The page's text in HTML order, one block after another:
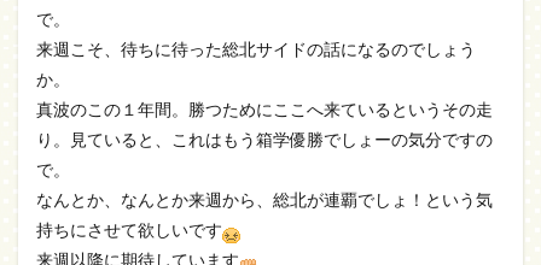
で。
来週こそ、待ちに待った総北サイドの話になるのでしょう
か。
真波のこの１年間。勝つためにここへ来ているというその走
り。見ていると、これはもう箱学優勝でしょーの気分ですの
で。
なんとか、なんとか来週から、総北が連覇でしょ！という気
持ちにさせて欲しいです
来週以降に期待しています